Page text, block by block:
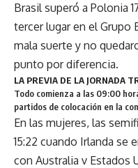
Brasil superó a Polonia
tercer lugar en el Grupo
mala suerte y no
punto por diferencia.
LA PREVIA DE LA JORNADA
Todo comienza a las 09:00
partidos de colocación en la
En las mujeres, las
15:22 cuando Irlanda se
con Australia v Estados